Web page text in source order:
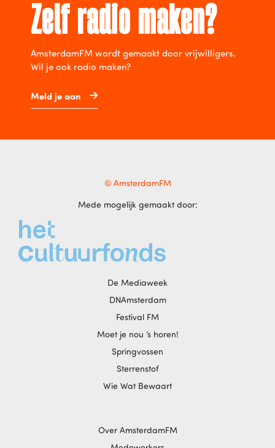
Zelf radio maken?
AmsterdamFM wordt gemaakt door vrijwilligers.
Wil je ook radio maken?
Meld je aan
© AmsterdamFM
Mede mogelijk gemaakt door:
De Mediaweek
DNAmsterdam
Festival FM
Moet je nou ‘s horen!
Springvossen
Sterrenstof
Wie Wat Bewaart
Over AmsterdamFM